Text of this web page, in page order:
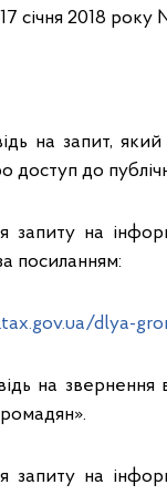
січня 2018
на запит,
доступ до
запиту на
посиланням:
dlya-
на
запиту на